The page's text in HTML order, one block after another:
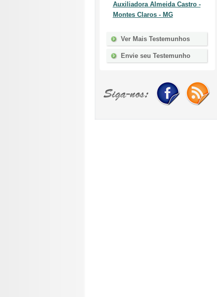
Auxiliadora Almeida Castro -
Montes Claros - MG
Ver Mais Testemunhos
Envie seu Testemunho